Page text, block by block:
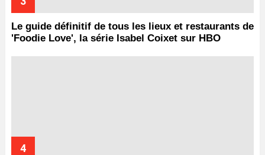
Le guide définitif de tous les lieux et restaurants de
'Foodie Love', la série Isabel Coixet sur HBO